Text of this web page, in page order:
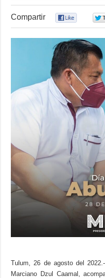
Compartir
Tulum, 26 de agosto del
Marciano Dzul Caamal,